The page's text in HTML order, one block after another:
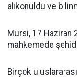
alıkonuldu ve
Mursi, 17 Haziran
mahkemede
Birçok